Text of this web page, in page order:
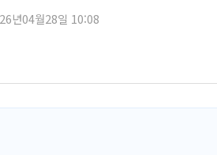
년04월28일 10:08